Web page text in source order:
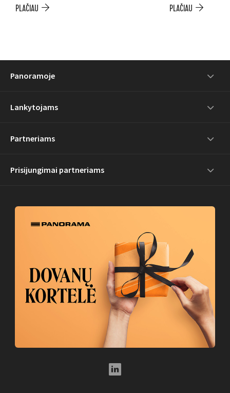
PLAČIAU PLAČIAU
Panoramoje
Lankytojams
Partneriams
Prisijungimai partneriams